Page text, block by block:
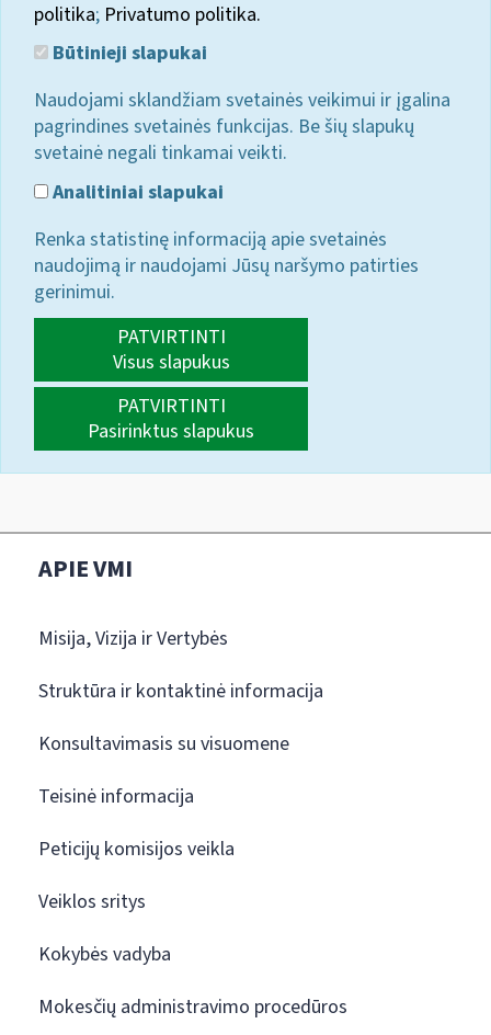
politika; Privatumo politika.
Būtinieji slapukai
Naudojami sklandžiam svetainės veikimui ir įgalina
pagrindines svetainės funkcijas. Be šių slapukų
svetainė negali tinkamai veikti.
Analitiniai slapukai
Renka statistinę informaciją apie svetainės
naudojimą ir naudojami Jūsų naršymo patirties
gerinimui.
PATVIRTINTI
Visus slapukus
PATVIRTINTI
Pasirinktus slapukus
APIE VMI
Misija, Vizija ir Vertybės
Struktūra ir kontaktinė informacija
Konsultavimasis su visuomene
Teisinė informacija
Peticijų komisijos veikla
Veiklos sritys
Kokybės vadyba
Mokesčių administravimo procedūros